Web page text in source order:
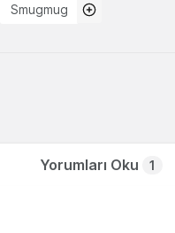
Smugmug
Yorumları Oku 1